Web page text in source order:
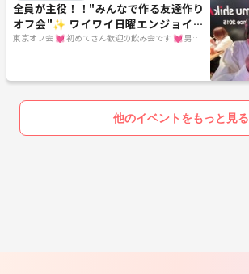
全員が主役！！"みんなで作る友達作り
オフ会"✨ ワイワイ日曜エンジョイ飲
み会 ❥ お初さん大歓迎♪
東京オフ会 💓 初めてさん歓迎の飲み会です 💓 男女
✨
他のイベントをもっと見る